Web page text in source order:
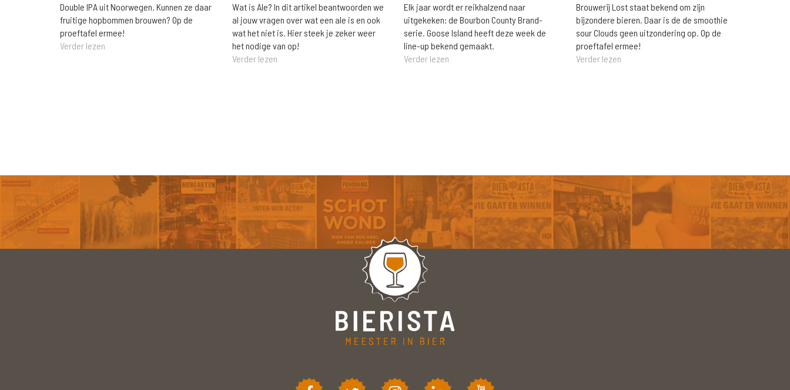
Double IPA uit Noorwegen. Kunnen ze daar
fruitige hopbommen brouwen? Op de
proeftafel ermee!
Verder lezen
Wat is Ale? In dit artikel beantwoorden we
al jouw vragen over wat een ale is en ook
wat het niet is. Hier steek je zeker weer
het nodige van op!
Verder lezen
Elk jaar wordt er reikhalzend naar
uitgekeken: de Bourbon County Brand-
serie. Goose Island heeft deze week de
line-up bekend gemaakt.
Verder lezen
Brouwerij Lost staat bekend om zijn
bijzondere bieren. Daar is de de smoothie
sour Clouds geen uitzondering op. Op de
proeftafel ermee!
Verder lezen